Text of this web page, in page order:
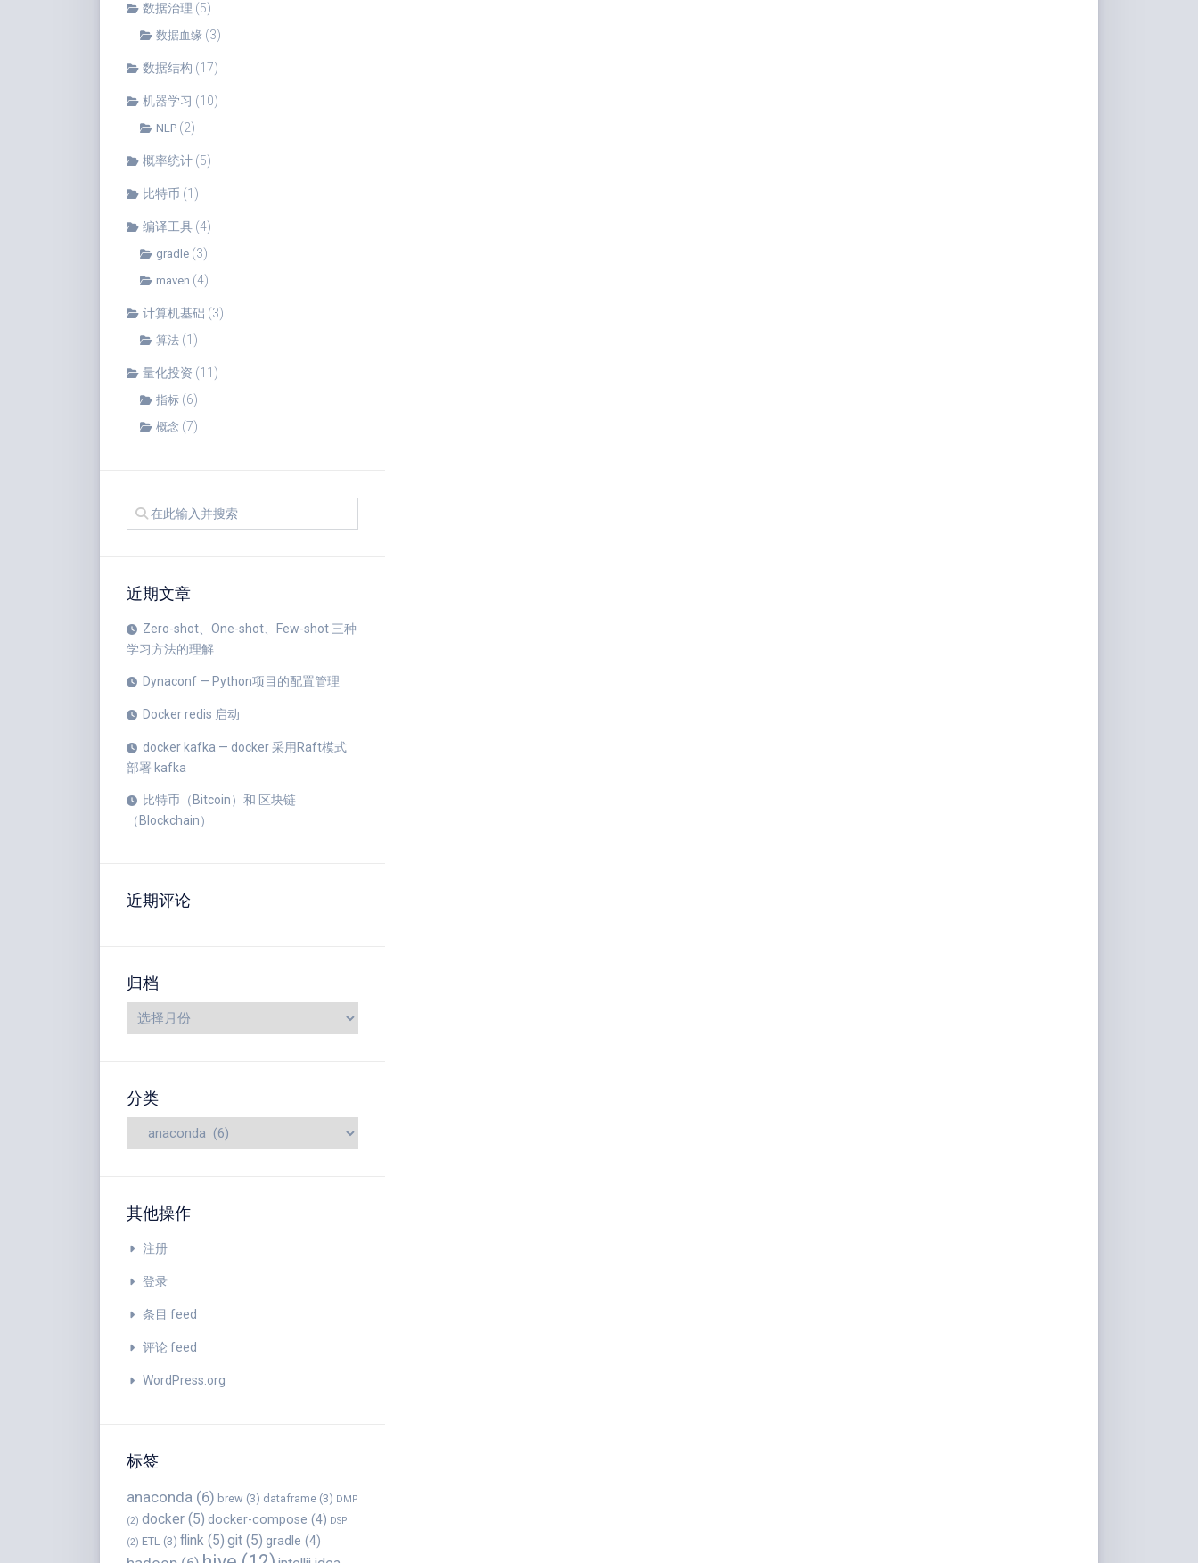
数据治理 (5)
数据血缘 (3)
数据结构 (17)
机器学习 (10)
NLP (2)
概率统计 (5)
比特币 (1)
编译工具 (4)
gradle (3)
maven (4)
计算机基础 (3)
算法 (1)
量化投资 (11)
指标 (6)
概念 (7)
近期文章
Zero-shot、One-shot、Few-shot 三种
学习方法的理解
Dynaconf — Python项目的配置管理
Docker redis 启动
docker kafka — docker 采用Raft模式
部署 kafka
比特币（Bitcoin）和 区块链
（Blockchain）
近期评论
归档
分类
其他操作
注册
登录
条目 feed
评论 feed
WordPress.org
标签
anaconda (6) brew (3) dataframe (3) DMP
(2) docker (5) docker-compose (4) DSP
(2) ETL (3) flink (5) git (5) gradle (4)